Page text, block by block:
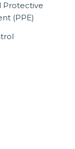
Protective
(PPE)